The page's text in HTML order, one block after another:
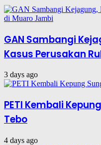
GAN Sambangi
Kasus Perusakan
3 days ago
PETI Kembali
Tebo
4 days ago